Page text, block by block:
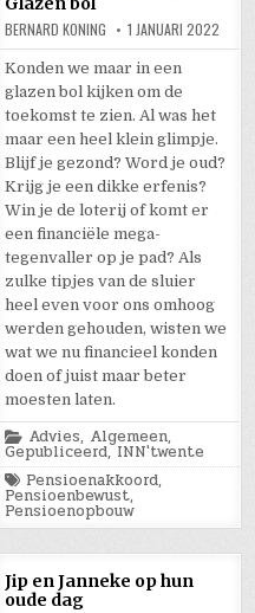
BERNARD KONING 1 JANUARI 2022
Konden we maar in een
glazen bol kijken om de
toekomst te zien. Al was het
maar een heel klein glimpje.
Blijf je gezond? Word je oud?
Krijg je een dikke erfenis?
Win je de loterij of komt er
een financiële mega-
tegenvaller op je pad? Als
zulke tipjes van de sluier
heel even voor ons omhoog
werden gehouden, wisten we
wat we nu financieel konden
doen of juist maar beter
moesten laten.
Posted
in
Advies, Algemeen,
Gepubliceerd,INN'twente
Tagged
Pensioenakkoord,
Pensioenbewust,
Pensioenopbouw
Jip en Janneke op hun
oude dag